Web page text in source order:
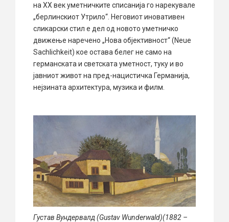
на XX век уметничките списанија го нарекувале
„берлинскиот Утрило“. Неговиот иновативен
сликарски стил е дел од новото уметничко
движење наречено „Нова објективност“ (Neue
Sachlichkeit) кое остава белег не само на
германската и светската уметност, туку и во
јавниот живот на пред-нацистичка Германија,
нејзината архитектура, музика и филм.
Густав Вундервалд (Gustav Wunderwald)(1882 –